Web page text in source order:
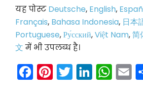
यह पोस्ट Deutsche, English,
Français, Bahasa Indonesia, 日本
Portuguese,Ру́сский,Việt Nam,简
文 में भी उपलब्ध है।
Facebook
Pinterest
Twitter